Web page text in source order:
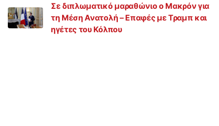
Σε διπλωματικό μαραθώνιο ο Μακρόν για
τη Μέση Ανατολή – Επαφές με Τραμπ και
ηγέτες του Κόλπου